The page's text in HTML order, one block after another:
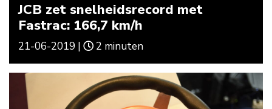
JCB zet snelheidsrecord met
Fastrac: 166,7 km/h
21-06-2019 | 2 minuten